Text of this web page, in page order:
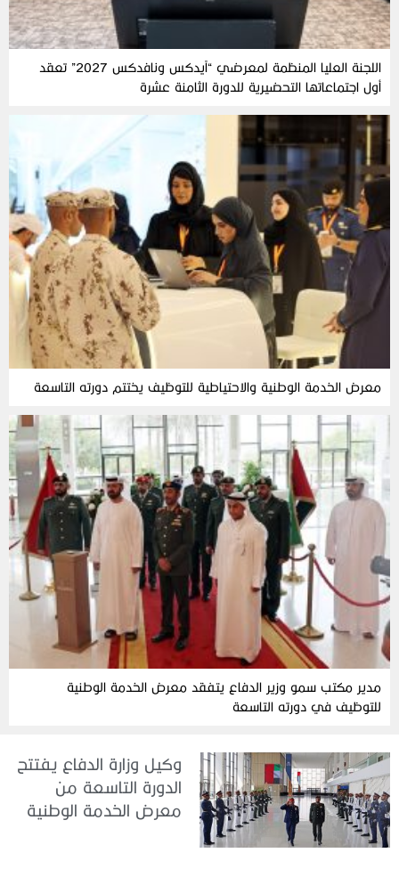
اللجنة العليا المنظمة لمعرضي “آيدكس ونافدكس 2027” تعقد
أول اجتماعاتها التحضيرية للدورة الثامنة عشرة
معرض الخدمة الوطنية والاحتياطية للتوظيف يختتم دورته التاسعة
مدير مكتب سمو وزير الدفاع يتفقد معرض الخدمة الوطنية
للتوظيف في دورته التاسعة
وكيل وزارة الدفاع يفتتح
الدورة التاسعة من
معرض الخدمة الوطنية